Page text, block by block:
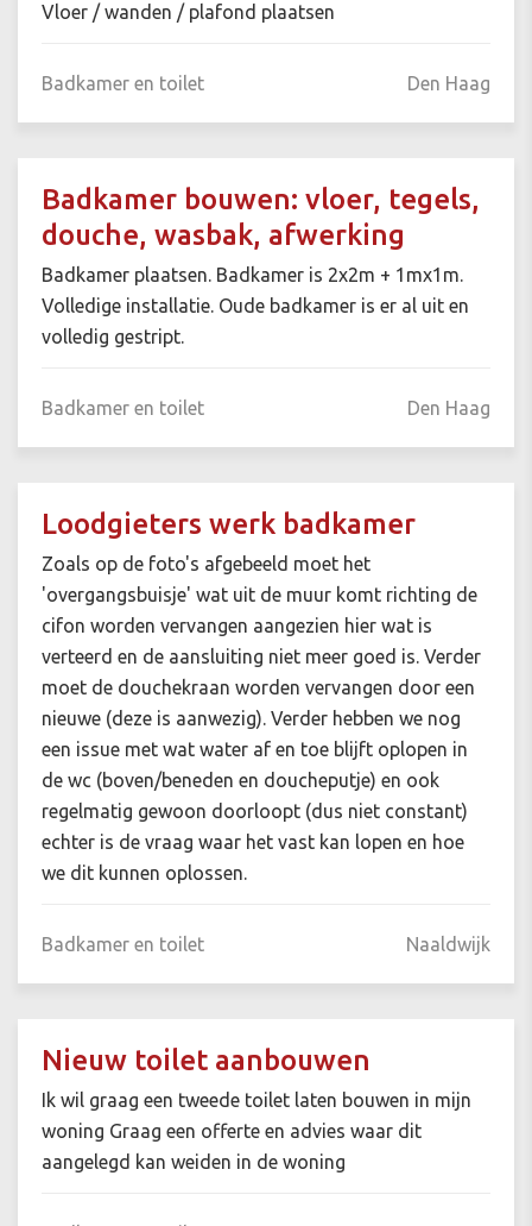
Vloer / wanden / plafond plaatsen
Badkamer en toilet Den Haag
Badkamer bouwen: vloer, tegels,
douche, wasbak, afwerking
Badkamer plaatsen. Badkamer is 2x2m + 1mx1m.
Volledige installatie. Oude badkamer is er al uit en
volledig gestript.
Badkamer en toilet Den Haag
Loodgieters werk badkamer
Zoals op de foto's afgebeeld moet het
'overgangsbuisje' wat uit de muur komt richting de
cifon worden vervangen aangezien hier wat is
verteerd en de aansluiting niet meer goed is. Verder
moet de douchekraan worden vervangen door een
nieuwe (deze is aanwezig). Verder hebben we nog
een issue met wat water af en toe blijft oplopen in
de wc (boven/beneden en doucheputje) en ook
regelmatig gewoon doorloopt (dus niet constant)
echter is de vraag waar het vast kan lopen en hoe
we dit kunnen oplossen.
Badkamer en toilet Naaldwijk
Nieuw toilet aanbouwen
Ik wil graag een tweede toilet laten bouwen in mijn
woning Graag een offerte en advies waar dit
aangelegd kan weiden in de woning